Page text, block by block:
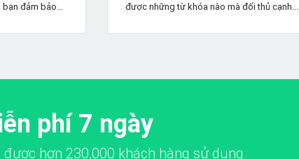
đảm bảo...
được những từ khóa nào mà đối thủ cạnh...
phí 7 ngày
được hơn 230,000 khách hàng sử dụng